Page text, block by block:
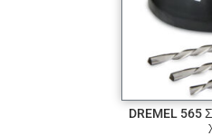
DREMEL 565